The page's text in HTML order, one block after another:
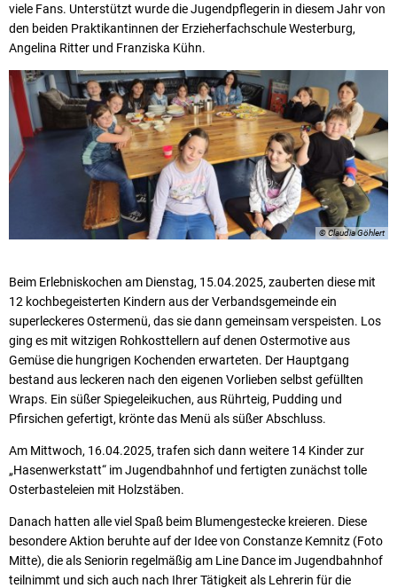
viele Fans. Unterstützt wurde die Jugendpflegerin in diesem Jahr von
den beiden Praktikantinnen der Erzieherfachschule Westerburg,
Angelina Ritter und Franziska Kühn.
© Claudia Göhlert
Beim Erlebniskochen am Dienstag, 15.04.2025, zauberten diese mit
12 kochbegeisterten Kindern aus der Verbandsgemeinde ein
superleckeres Ostermenü, das sie dann gemeinsam verspeisten. Los
ging es mit witzigen Rohkosttellern auf denen Ostermotive aus
Gemüse die hungrigen Kochenden erwarteten. Der Hauptgang
bestand aus leckeren nach den eigenen Vorlieben selbst gefüllten
Wraps. Ein süßer Spiegeleikuchen, aus Rührteig, Pudding und
Pfirsichen gefertigt, krönte das Menü als süßer Abschluss.
Am Mittwoch, 16.04.2025, trafen sich dann weitere 14 Kinder zur
„Hasenwerkstatt“ im Jugendbahnhof und fertigten zunächst tolle
Osterbasteleien mit Holzstäben.
Danach hatten alle viel Spaß beim Blumengestecke kreieren. Diese
besondere Aktion beruhte auf der Idee von Constanze Kemnitz (Foto
Mitte), die als Seniorin regelmäßig am Line Dance im Jugendbahnhof
teilnimmt und sich auch nach Ihrer Tätigkeit als Lehrerin für die